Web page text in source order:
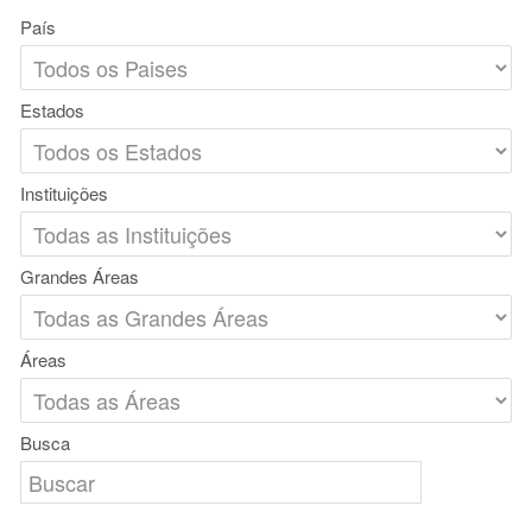
País
Estados
Instituições
Grandes Áreas
Áreas
Busca